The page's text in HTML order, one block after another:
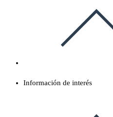
Información de interés